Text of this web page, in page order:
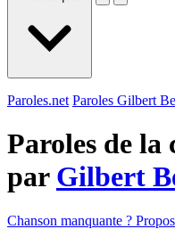
Paroles.net Paroles Gilbert
Paroles de la
par Gilbert
Chanson manquante ?